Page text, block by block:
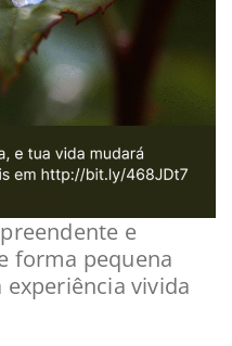
e
forma pequena
vivida